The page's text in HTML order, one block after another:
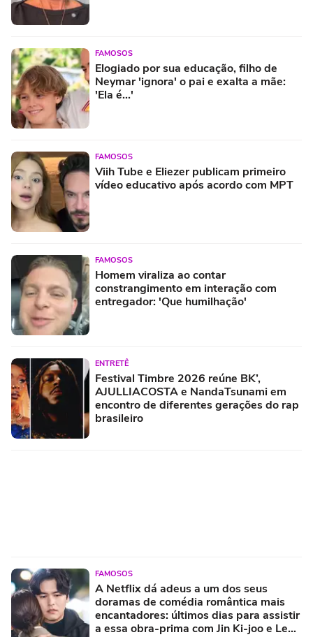
FAMOSOS
Elogiado por sua educação, filho de
Neymar 'ignora' o pai e exalta a mãe:
'Ela é...'
FAMOSOS
Viih Tube e Eliezer publicam primeiro
vídeo educativo após acordo com MPT
FAMOSOS
Homem viraliza ao contar
constrangimento em interação com
entregador: 'Que humilhação'
ENTRETÊ
Festival Timbre 2026 reúne BK’,
AJULLIACOSTA e NandaTsunami em
encontro de diferentes gerações do rap
brasileiro
FAMOSOS
A Netflix dá adeus a um dos seus
doramas de comédia romântica mais
encantadores: últimos dias para assistir
a essa obra-prima com Jin Ki-joo e Lee